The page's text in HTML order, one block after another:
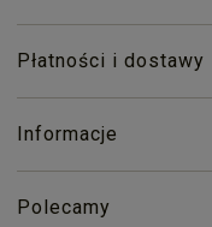
Płatności i dostawy
Informacje
Polecamy